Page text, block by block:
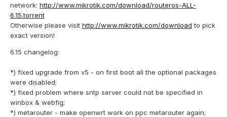
network: http://www.mikrotik.com/download/routeros-ALL-
6.15.torrent
Otherwise please visit http://www.mikrotik.com/download to pick
exact version!
6.15 changelog:
*) fixed upgrade from v5 - on first boot all the optional packages
were disabled;
*) fixed problem where sntp server could not be specified in
winbox & webfig;
*) metarouter - make openwrt work on ppc metarouter again;